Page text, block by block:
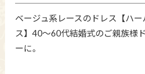
ベージュ系レースのドレス【ハ
ス】40～60代結婚式のご親族様
ーに。